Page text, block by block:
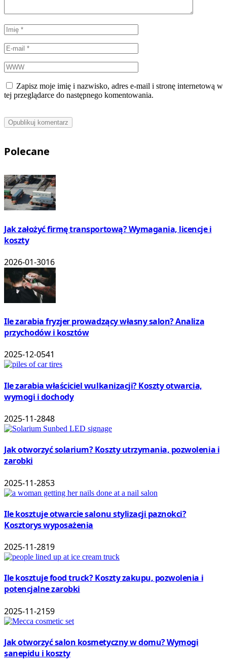
Zapisz moje imię i nazwisko, adres e-mail i stronę internetową w
tej przeglądarce do następnego komentowania.
Polecane
Jak założyć firmę transportową? Wymagania, licencje i
koszty
2026-01-3016
Ile zarabia fryzjer prowadzący własny salon? Analiza
przychodów i kosztów
2025-12-0541
Ile zarabia właściciel wulkanizacji? Koszty otwarcia,
wymogi i dochody
2025-11-2848
Jak otworzyć solarium? Koszty utrzymania, pozwolenia i
zarobki
2025-11-2853
Ile kosztuje otwarcie salonu stylizacji paznokci?
Kosztorys wyposażenia
2025-11-2819
Ile kosztuje food truck? Koszty zakupu, pozwolenia i
potencjalne zarobki
2025-11-2159
Jak otworzyć salon kosmetyczny w domu? Wymogi
sanepidu i koszty